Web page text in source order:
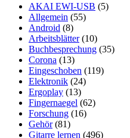
AKAI EWI-USB (5)
Allgemein (55)
Android (8)
Arbeitsblätter(10)
Buchbesprechung (35)
Corona (13)
Eingeschoben (119)
Elektronik (24)
Ergoplay (13)
Fingernaegel (62)
Forschung (16)
Gehör(81)
Gitarre lernen (496)